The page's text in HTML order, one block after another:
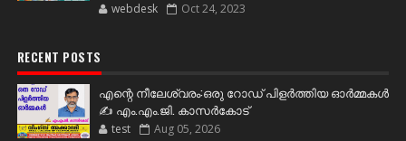
webdesk Oct 24, 2023
RECENT POSTS
എന്റെ നീലേശ്വരം:ഒരു റോഡ് പിളർത്തിയ ഓർമ്മകൾ
✍️ എം.എം.ജി. കാസർകോട്
test Aug 05, 2026